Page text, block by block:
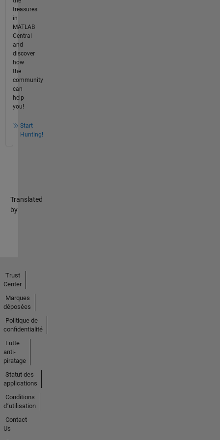
treasures
in
MATLAB
Central
and
discover
how
the
community
can
help
you!
Start
Hunting!
Translated
by
Trust
Center
Marques
déposées
Politique de
confidentialité
Lutte
anti-
piratage
Statut des
applications
Conditions
d՚utilisation
Contact
Us